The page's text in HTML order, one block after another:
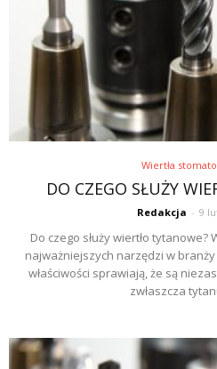
Wiertła
DO CZEGO SŁUŻY
Redakcja - 9
Do czego służy wiertło tytanowe?
najważniejszych narzędzi w
właściwości sprawiają, że są
zwłaszcza